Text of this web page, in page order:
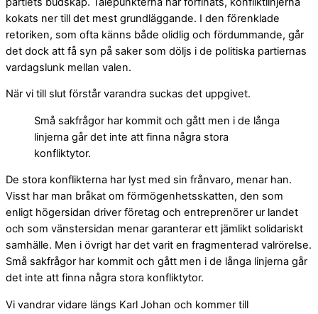
kokats ner till det mest grundläggande. I den förenklade
retoriken, som ofta känns både olidlig och fördummande, går
det dock att få syn på saker som döljs i de politiska partiernas
vardagslunk mellan valen.
När vi till slut förstår varandra suckas det uppgivet.
Små sakfrågor har kommit och gått men i de långa
linjerna går det inte att finna några stora
konfliktytor.
De stora konflikterna har lyst med sin frånvaro, menar han.
Visst har man bråkat om förmögenhetsskatten, den som
enligt högersidan driver företag och entreprenörer ur landet
och som vänstersidan menar garanterar ett jämlikt solidariskt
samhälle. Men i övrigt har det varit en fragmenterad valrörelse.
Små sakfrågor har kommit och gått men i de långa linjerna går
det inte att finna några stora konfliktytor.
Vi vandrar vidare längs Karl Johan och kommer till